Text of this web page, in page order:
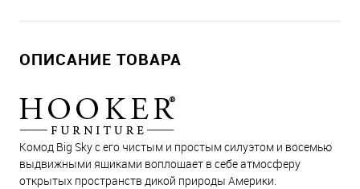
ОПИСАНИЕ ТОВАРА
Комод Big Sky с его чистым и простым силуэтом и восемью
выдвижными ящиками воплощает в себе атмосферу
открытых пространств дикой природы Америки.